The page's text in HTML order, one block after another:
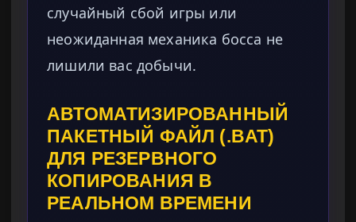
случайный сбой игры или
неожиданная механика босса не
лишили вас добычи.
АВТОМАТИЗИРОВАННЫЙ
ПАКЕТНЫЙ ФАЙЛ (.BAT)
ДЛЯ РЕЗЕРВНОГО
КОПИРОВАНИЯ В
РЕАЛЬНОМ ВРЕМЕНИ